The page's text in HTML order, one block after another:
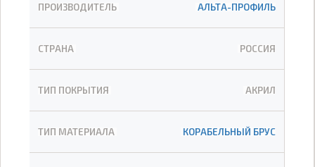
ПРОИЗВОДИТЕЛЬ АЛЬТА-ПРОФИЛЬ
СТРАНА РОССИЯ
ТИП ПОКРЫТИЯ АКРИЛ
ТИП МАТЕРИАЛА КОРАБЕЛЬНЫЙ БРУС